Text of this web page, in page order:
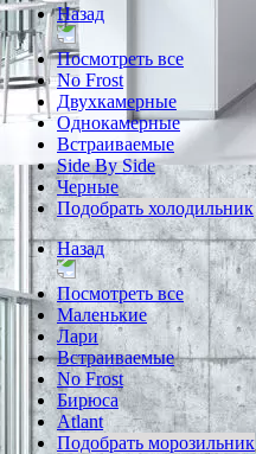
Назад
Посмотреть все
No Frost
Двухкамерные
Однокамерные
Встраиваемые
Side By Side
Черные
Подобрать холодильник
Назад
Посмотреть все
Маленькие
Лари
Встраиваемые
No Frost
Бирюса
Atlant
Подобрать морозильник